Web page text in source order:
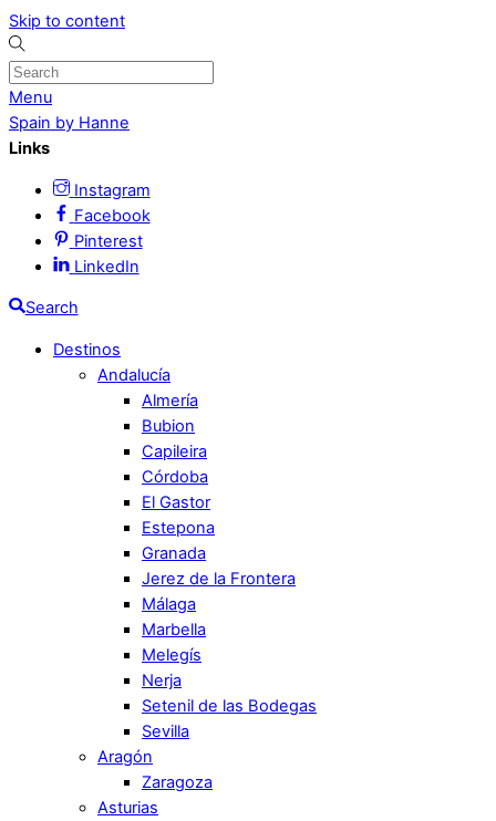
Skip to content
Menu
Spain by Hanne
Links
Instagram
Facebook
Pinterest
LinkedIn
Search
Destinos
Andalucía
Almería
Bubion
Capileira
Córdoba
El Gastor
Estepona
Granada
Jerez de la Frontera
Málaga
Marbella
Melegís
Nerja
Setenil de las Bodegas
Sevilla
Aragón
Zaragoza
Asturias